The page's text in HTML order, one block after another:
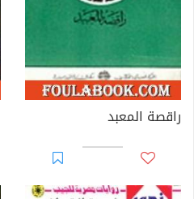
راقصة المعبد